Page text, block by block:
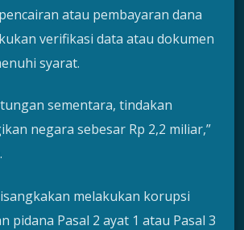
atau pembayaran dana
verifikasi data atau dokumen
syarat.
sementara, tindakan
negara sebesar Rp 2,2 miliar,”
melakukan korupsi
pidana Pasal 2 ayat 1 atau Pasal 3